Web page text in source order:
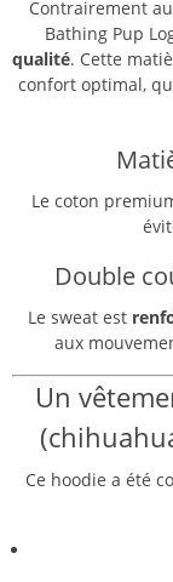
Contrairement
Bathing Pup
qualité. Cette
confort optimal,
Le coton
Double
Le sweat est
aux
Un
Ce hoodie a été